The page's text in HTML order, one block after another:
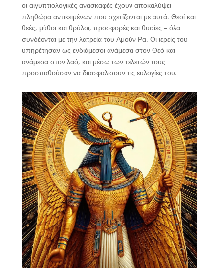
οι αιγυπτιολογικές ανασκαφές έχουν αποκαλύψει
πληθώρα αντικειμένων που σχετίζονται με αυτά. Θεοί και
θεές, μύθοι και θρύλοι, προσφορές και θυσίες – όλα
συνδέονται με την λατρεία του Αμούν Ρα. Οι ιερείς του
υπηρέτησαν ως ενδιάμεσοι ανάμεσα στον Θεό και
ανάμεσα στον λαό, και μέσω των τελετών τους
προσπαθούσαν να διασφαλίσουν τις ευλογίες του.